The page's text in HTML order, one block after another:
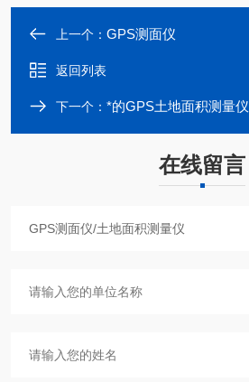
上一个： GPS测面仪
返回列表
下一个： *的GPS土地面积测量仪
在线留言